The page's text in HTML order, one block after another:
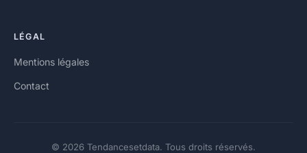
LÉGAL
Mentions légales
Contact
© 2026 Tendancesetdata. Tous droits réservés.